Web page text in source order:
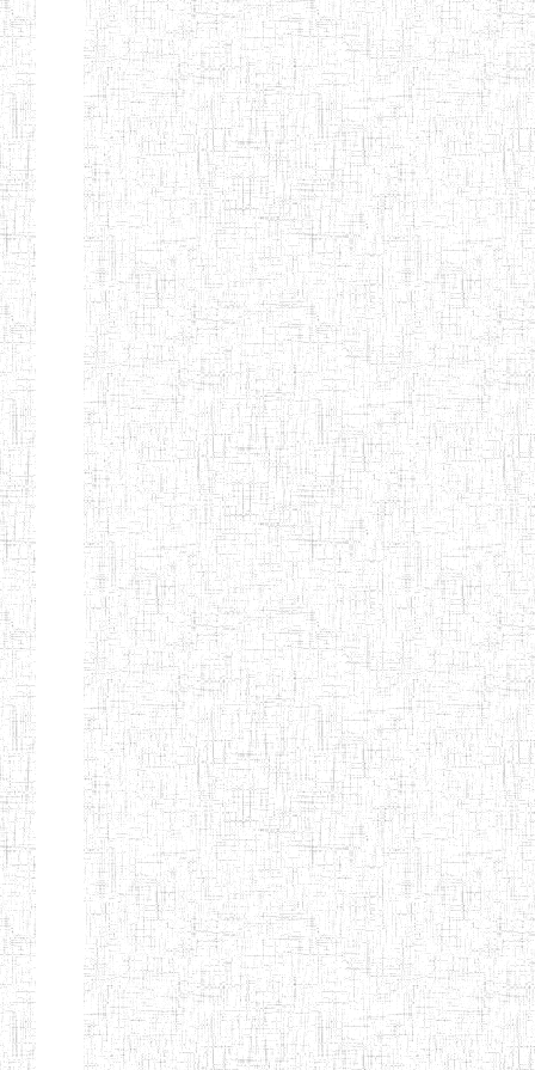
ENIEG
MODERNE
SAINTE MARIE
04/08/2010 ENIEG
ENIEG PRIVEE
BILINGUE LES
BOSONS
04/08/2010 ENIEG
ENIEG BILINGUE
LE NORMALIEN
CITOYEN
01/08/2014 ENIEG
ENIEG BILINGUE
CLAIRE
FONTAINE
03/10/2012 ENIEG
ENIEG BILINGUE
LA COURONNE
25/06/2014 ENIEG
ENIET BILINGUE
LA
PERFORMANCE
06/01/2014 ENIET
ENIET PRIVEE
LES FERMIONS
25/07/2013 ENIET
ENIET PRIVEE DE
L'OUEST
17/04/2014 ENIET
ENIET LE
NORMALIEN
30/10/2014 ENIET